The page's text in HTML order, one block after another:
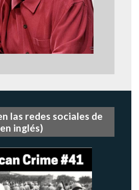
las redes sociales de
inglés)